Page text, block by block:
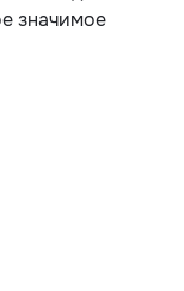
значимое